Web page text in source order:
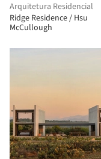
Arquitetura Residencial
Ridge Residence / Hsu
McCullough